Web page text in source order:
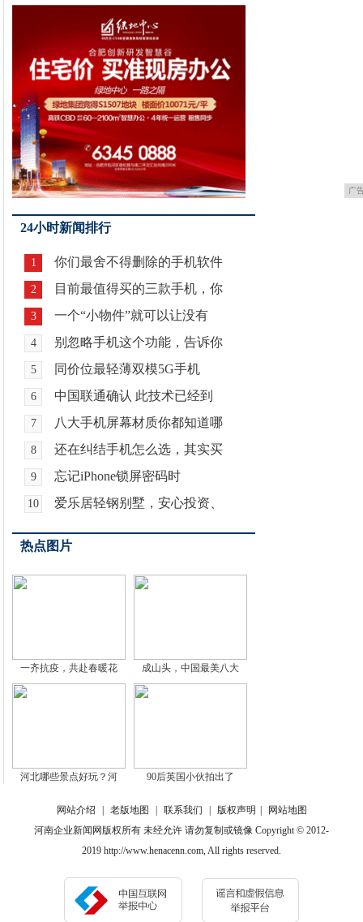
广
24小时新闻排行
1 你们最舍不得删除的手机软件
2 目前最值得买的三款手机，你
3 一个“小物件”就可以让没有
4 别忽略手机这个功能，告诉你
5 同价位最轻薄双模5G手机
6 中国联通确认 此技术已经到
7 八大手机屏幕材质你都知道哪
8 还在纠结手机怎么选，其实买
9 忘记iPhone锁屏密码时
10 爱乐居轻钢别墅，安心投资、
热点图片
一齐抗疫，共赴春暖花 成山头，中国最美八大
河北哪些景点好玩？河 90后英国小伙拍出了
网站介绍 老版地图 联系我们 版权声明
网站地图
河南企业新闻网版权所有 未经允许 请勿复制或镜像 Copyright © 2012-
2019 http://www.henacenn.com, All rights reserved.